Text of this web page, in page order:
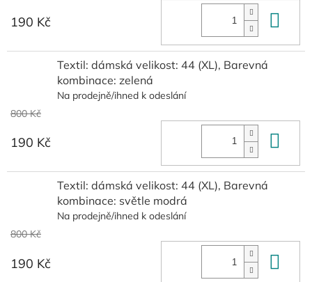
190 Kč
Textil: dámská velikost: 44 (XL), Barevná
kombinace: zelená
Na prodejně/ihned k odeslání
800 Kč
190 Kč
Textil: dámská velikost: 44 (XL), Barevná
kombinace: světle modrá
Na prodejně/ihned k odeslání
800 Kč
190 Kč